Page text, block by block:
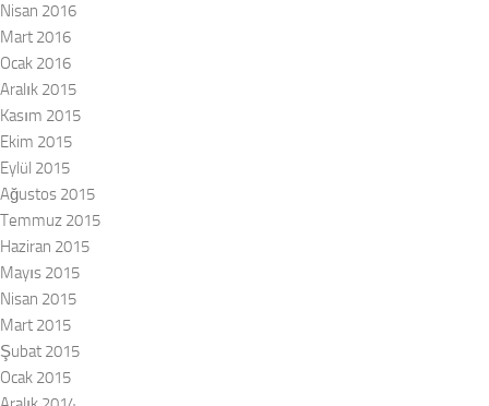
Nisan 2016
Mart 2016
Ocak 2016
Aralık 2015
Kasım 2015
Ekim 2015
Eylül 2015
Ağustos 2015
Temmuz 2015
Haziran 2015
Mayıs 2015
Nisan 2015
Mart 2015
Şubat 2015
Ocak 2015